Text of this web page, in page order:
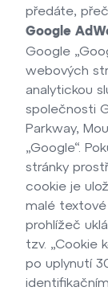
předáte,
Google
Google
webových
analytickou
společnosti
Parkway,
„Google“.
stránky
cookie je
malé
prohlížeč
tzv. „Cookie
po uplynutí